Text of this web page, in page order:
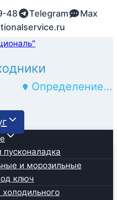
48 Telegram
Max
Определение...
и морозильные
ключ
холодильного